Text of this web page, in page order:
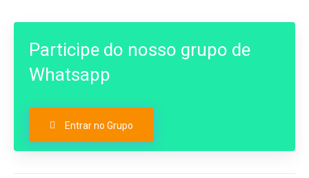
Participe do nosso grupo de
Whatsapp
Entrar no Grupo